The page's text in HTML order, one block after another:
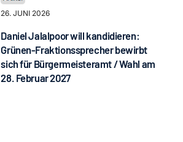
26. JUNI 2026
Daniel Jalalpoor will kandidieren:
Grünen-Fraktionssprecher bewirbt
sich für Bürgermeisteramt / Wahl am
28. Februar 2027